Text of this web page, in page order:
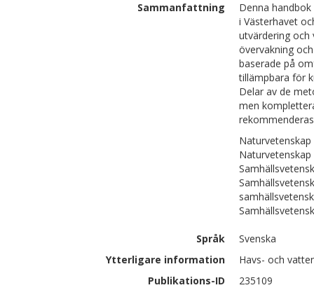
Sammanfattning
Denna
i Västerhavet
utvärdering och
övervakning
baserade på
tillämpbara för
Delar av de
men
Språk
Svenska
Ytterligare information
Havs- och
Publikations-ID
235109